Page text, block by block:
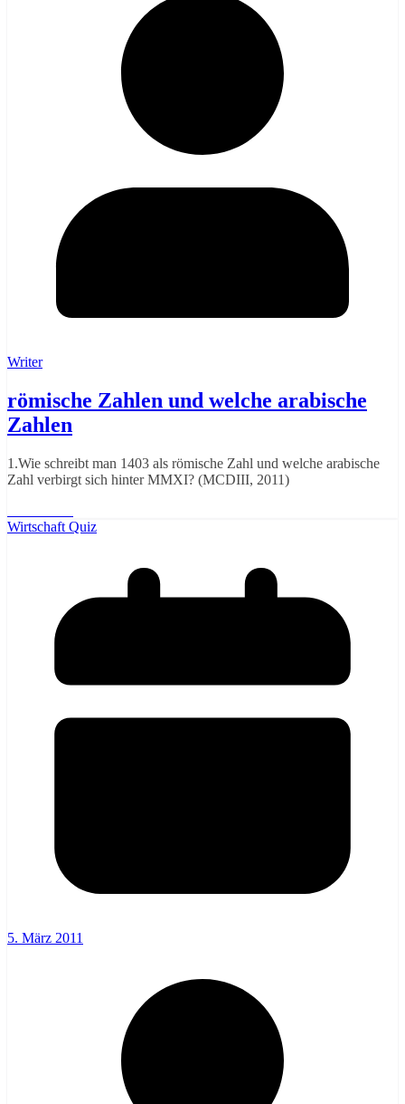
Writer
römische Zahlen und welche arabische
Zahlen
1.Wie schreibt man 1403 als römische Zahl und welche arabische
Zahl verbirgt sich hinter MMXI? (MCDIII, 2011)
Wirtschaft Quiz
5. März 2011